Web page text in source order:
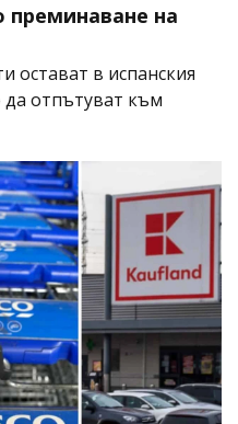
преминаване на
остават в испанския
отпътуват към